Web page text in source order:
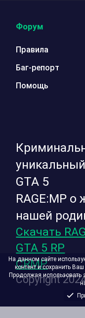
GTA 5
RAGE:MP о
нашей
Скачать
GTA 5 RP
CRMP
Copyright
Форум
Правила
Баг-репорт
Помощь
На данном сайте
контент и сохранить
Продолжая использовать